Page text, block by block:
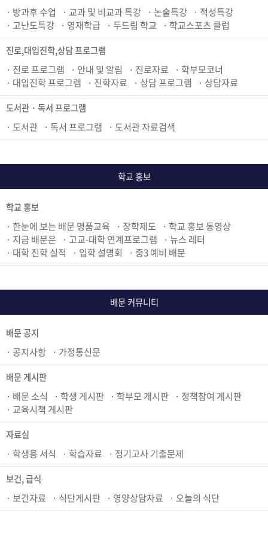
방과후 수업 교과 및 비교과 특강 논술특강
적성특강
고난도특강
영재학급 두드림 학교 학교스포츠 클럽
진로,대입진학,상담 프로그램
진로 프로그램 안내 및 알림 진로자료
학부모코너
대입진학 프로그램
진학자료 상담 프로그램 상담자료
도서관 · 독서 프로그램
도서관 독서 프로그램 도서관 자료검색
학교 홍보
학교 홍보
한눈에 보는 배문 명품교육 장학제도
학교 홍보 동영상
지금 배문은
고교-대학 연계프로그램
뉴스 레터
대학 진학 실적
입학 설명회 중3 예비 배문
배문 커뮤니티
배문 공지
공지사항 가정통신문
배문 게시판
배문 소식 학생 게시판 학부모 게시판
정책참여 게시판
교육시책 게시판
자료실
학생용 서식 학습자료 정기고사 기출문제
보건, 급식
보건자료 식단게시판 영양상담자료 오늘의 식단